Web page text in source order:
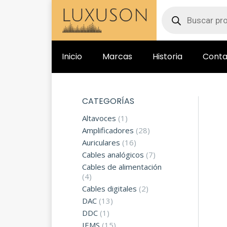
Inicio Marcas Historia
CATEGORÍAS
Altavoces (1)
Amplificadores (28)
Auriculares (16)
Cables analógicos (7)
Cables de alimentación
(4)
Cables digitales (2)
DAC (13)
DDC (1)
IEMS (15)